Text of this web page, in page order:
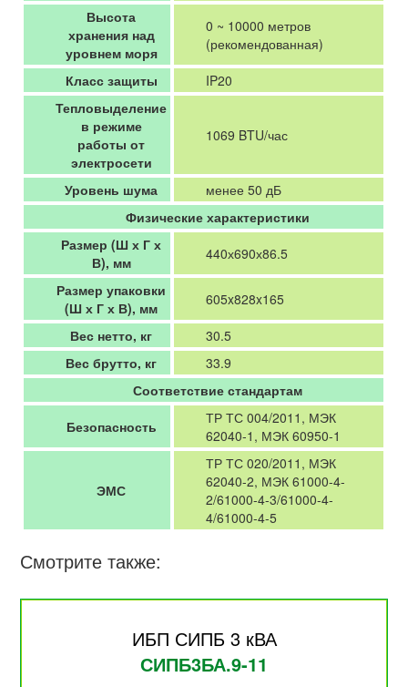
Высота
хранения над
уровнем моря
0 ~ 10000 метров
(рекомендованная)
Класс защиты
IP20
Тепловыделение
в режиме
работы от
электросети
1069 BTU/час
Уровень шума
менее 50 дБ
Физические характеристики
Размер (Ш х Г х
В), мм
440х690х86.5
Размер упаковки
(Ш х Г х В), мм
605x828x165
Вес нетто, кг
30.5
Вес брутто, кг
33.9
Соответствие стандартам
Безопасность
ТР ТС 004/2011, МЭК
62040-1, МЭК 60950-1
ЭМС
ТР ТС 020/2011, МЭК
62040-2, МЭК 61000-4-
2/61000-4-3/61000-4-
4/61000-4-5
Смотрите также:
ИБП СИПБ 3 кВА
СИПБ3БА.9-11